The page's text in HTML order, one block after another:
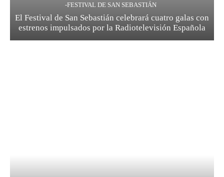
-FESTIVAL DE SAN SEBASTIÁN
El Festival de San Sebastián celebrará cuatro galas con
estrenos impulsados por la Radiotelevisión Española